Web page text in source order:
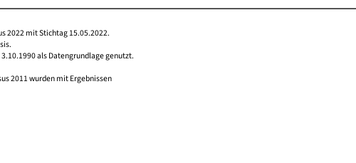
2022 mit Stichtag 15.05.2022.
als Datengrundlage genutzt.
2011 wurden mit Ergebnissen